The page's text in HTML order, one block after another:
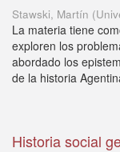
Stawski, Martín (
La materia tiene
exploren los
abordado los
de la historia
Historia social